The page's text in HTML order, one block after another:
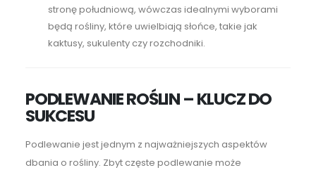
stronę południową, wówczas idealnymi wyborami
będą rośliny, które uwielbiają słońce, takie jak
kaktusy, sukulenty czy rozchodniki.
PODLEWANIE ROŚLIN – KLUCZ DO
SUKCESU
Podlewanie jest jednym z najważniejszych aspektów
dbania o rośliny. Zbyt częste podlewanie może